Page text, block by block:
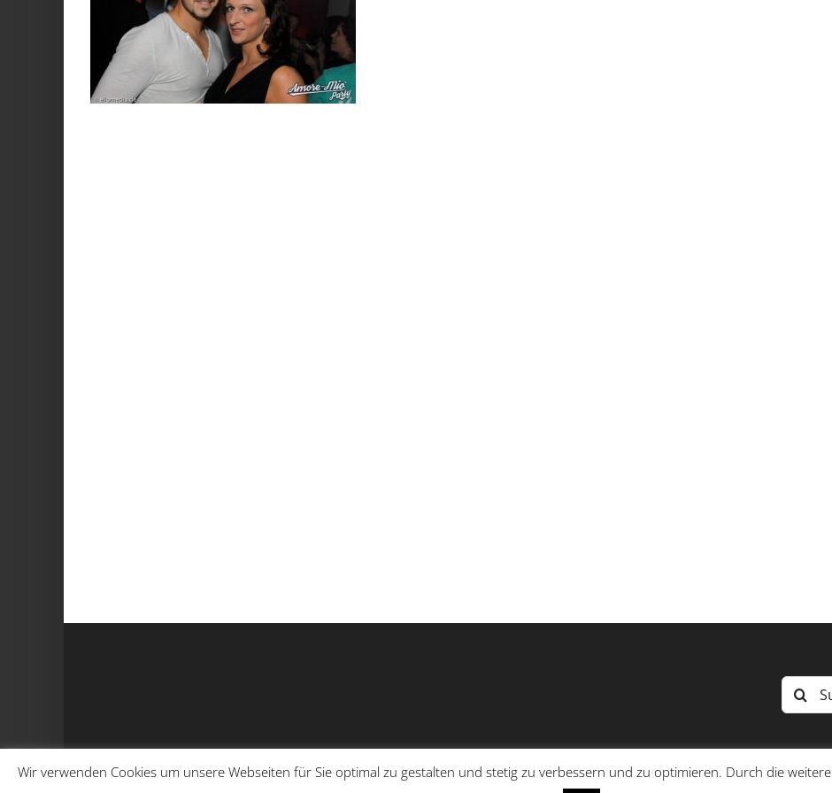
Suche
nach:
Wir verwenden Cookies um unsere Webseiten für Sie optimal zu gestalten und stetig zu verbessern und zu optimieren. Durch die